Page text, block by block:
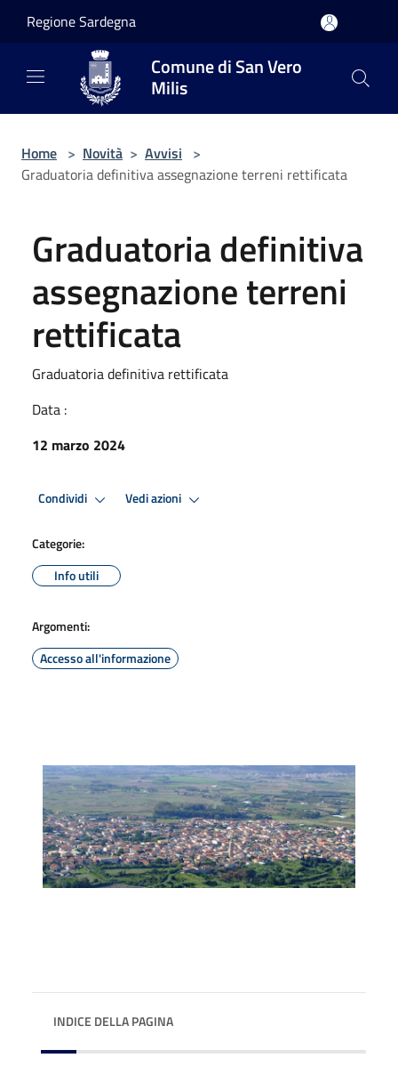
Regione Sardegna
Comune di San Vero
Milis
Home > Novità > Avvisi >
Graduatoria definitiva assegnazione terreni rettificata
Graduatoria definitiva
assegnazione terreni
rettificata
Graduatoria definitiva rettificata
Data :
12 marzo 2024
Condividi Vedi azioni
Categorie:
Info utili
Argomenti:
Accesso all'informazione
INDICE DELLA PAGINA